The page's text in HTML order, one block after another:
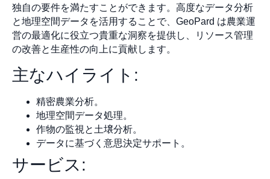
独自の要件を満たすことができます。高度なデータ分析
と地理空間データを活用することで、GeoPard は農業運
営の最適化に役立つ貴重な洞察を提供し、リソース管理
の改善と生産性の向上に貢献します。
主なハイライト:
精密農業分析。
地理空間データ処理。
作物の監視と土壌分析。
データに基づく意思決定サポート。
サービス: